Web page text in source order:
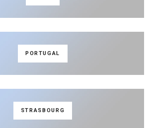
PORTUGAL
STRASBOURG